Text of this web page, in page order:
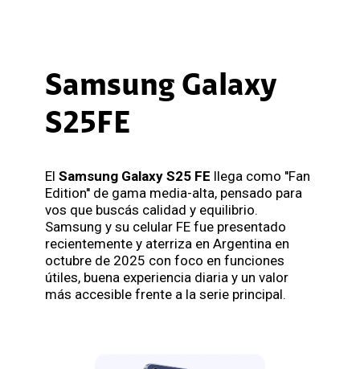
Samsung Galaxy
S25FE
El Samsung Galaxy S25 FE llega como ''Fan
Edition'' de gama media-alta, pensado para
vos que buscás calidad y equilibrio.
Samsung y su celular FE fue presentado
recientemente y aterriza en Argentina en
octubre de 2025 con foco en funciones
útiles, buena experiencia diaria y un valor
más accesible frente a la serie principal.